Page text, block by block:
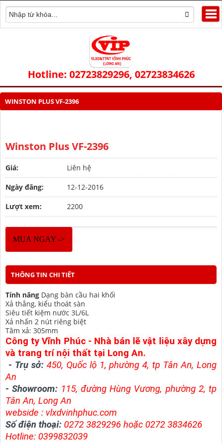
Hotline: 02723829296, 02723834626
WINSTON PLUS VF-2396
Winston Plus VF-2396
Giá: Liên hệ
Ngày đăng: 12-12-2016
Lượt xem: 2200
MUA NGAY ->
THÔNG TIN CHI TIẾT
Tính năng Dạng bàn cầu hai khối
Xả thẳng, kiểu thoát sàn
Siêu tiết kiệm nước 3L/6L
Xả nhấn 2 nút riêng biệt
Tâm xả: 305mm
Công ty Vĩnh Phúc - Nhà bán lẽ vật liệu xây dựng
và trang trí nội thất tại Long An.
- Trụ sở: 450, Quốc lộ 1, phường 4, tp Tân An, Long
An
- Showroom: 115, đường Hùng Vương, phường 2, tp
Tân An, Long An
webside : vlxdvinhphuc.com
Số điện thoại: 0272 3829296 hoặc 0272 3834626
Hotline: 0399832039